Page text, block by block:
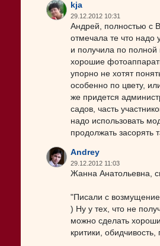
kja
29.12.2012 10:31
Андрей, полностью с
отмечала те что надо
и получила по
хорошие
упорно не хотят
особенно по цвету,
же придется
садов, часть
надо использовать
продолжать засорять
Andrey
29.12.2012 11:03
Жанна Анатольевна,
"Писали с
) Ну у тех, что не
можно сделать
критики,